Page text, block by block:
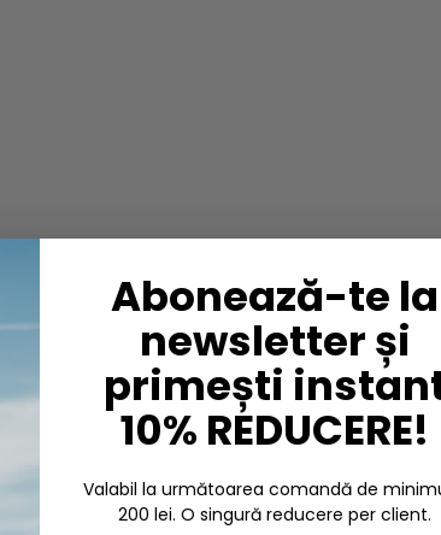
Abonează-te la
newsletter și
primești
10% REDUCERE!
Valabil la următoarea comandă de
200 lei. O singură reducere per client.